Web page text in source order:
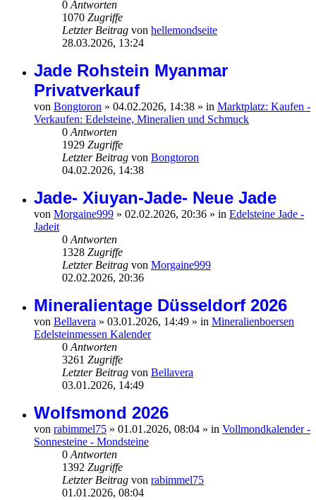
0 Antworten
1070 Zugriffe
Letzter Beitrag von hellemondseite
28.03.2026, 13:24
Jade Rohstein Myanmar
Privatverkauf
von Bongtoron » 04.02.2026, 14:38 » in Marktplatz: Kaufen -
Verkaufen: Edelsteine, Mineralien und Schmuck
0 Antworten
1929 Zugriffe
Letzter Beitrag von Bongtoron
04.02.2026, 14:38
Jade- Xiuyan-Jade- Neue Jade
von Morgaine999 » 02.02.2026, 20:36 » in Edelsteine Jade -
Jadeit
0 Antworten
1328 Zugriffe
Letzter Beitrag von Morgaine999
02.02.2026, 20:36
Mineralientage Düsseldorf 2026
von Bellavera » 03.01.2026, 14:49 » in Mineralienboersen
Edelsteinmessen Kalender
0 Antworten
3261 Zugriffe
Letzter Beitrag von Bellavera
03.01.2026, 14:49
Wolfsmond 2026
von rabimmel75 » 01.01.2026, 08:04 » in Vollmondkalender -
Sonnesteine - Mondsteine
0 Antworten
1392 Zugriffe
Letzter Beitrag von rabimmel75
01.01.2026, 08:04